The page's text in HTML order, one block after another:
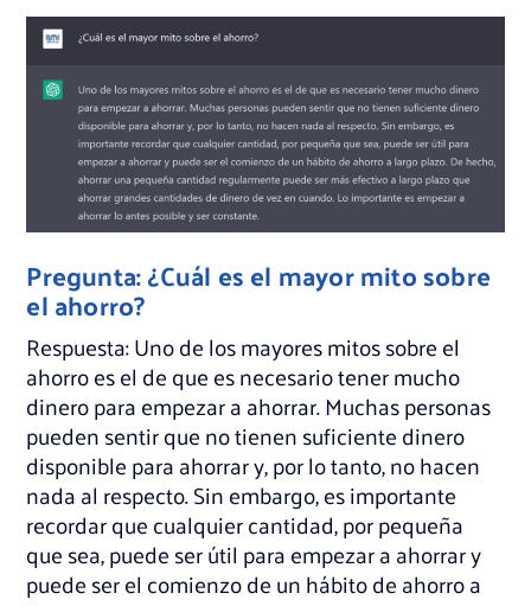
Pregunta: ¿Cuál es el mayor mito sobre
el ahorro?
Respuesta: Uno de los mayores mitos sobre el
ahorro es el de que es necesario tener mucho
dinero para empezar a ahorrar. Muchas personas
pueden sentir que no tienen suficiente dinero
disponible para ahorrar y, por lo tanto, no hacen
nada al respecto. Sin embargo, es importante
recordar que cualquier cantidad, por pequeña
que sea, puede ser útil para empezar a ahorrar y
puede ser el comienzo de un hábito de ahorro a